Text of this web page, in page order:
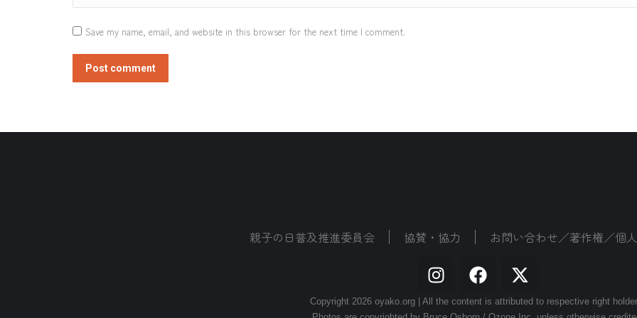
Save my name, email, and website in this browser for the next time I comment.
Post comment
親子の日普及推進委員会 協賛・協力 お問い合わせ／著作権／個
Copyright 2026 oyako.org | All the content is attributed to respective right